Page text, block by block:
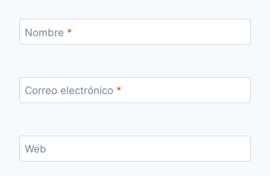
Nombre *
Correo electrónico *
Web